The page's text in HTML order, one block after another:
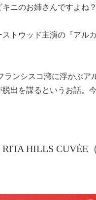
ニのお姉さんですよね？
トウッド主演の『アル
ンシスコ湾に浮かぶア
出を謀るというお話。
RITA HILLS